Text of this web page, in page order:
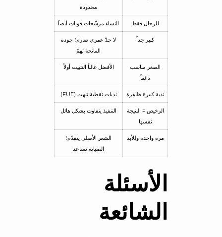
محدودة
للرجال فقط النساء مرشّحات قويات أيضاً
كبير جداً
لا حدّ عمري صارم؛ جودة
المانحة تهمّ
الصغر مناسب
دائماً
الأفضل غالباً التثبيت أولاً
ندبة كبيرة ظاهرة ندبات نقطية تبهت (FUE)
الرخيص = النتيجة
نفسها
التنفيذ يتفاوت بشكل هائل
مرة واحدة وللأبد
الشعر الأصلي يتقدّم؛
الصيانة تساعد
الأسئلة
الشائعة